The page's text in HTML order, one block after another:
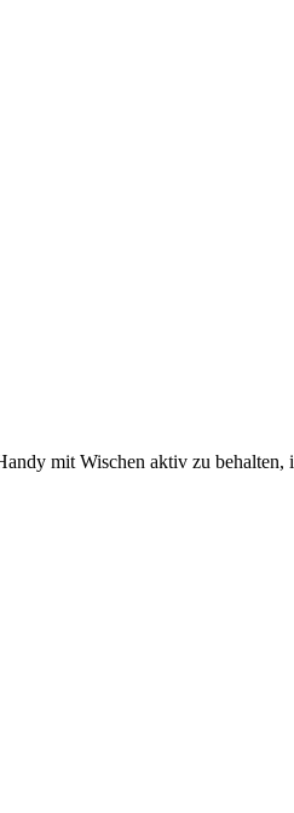
mit Wischen aktiv zu